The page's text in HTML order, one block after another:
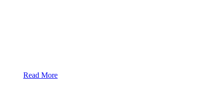
Read More